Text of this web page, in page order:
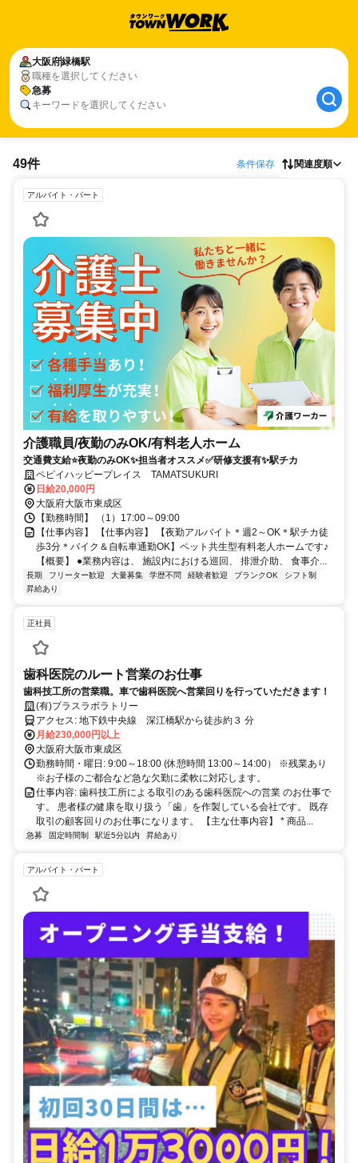
大阪府緑橋駅
職種を選択してください
急募
キーワードを選択してください
49件 条件保存 関連度順
アルバイト・パート
介護職員/夜勤のみOK/有料老人ホーム
交通費支給⭐️夜勤のみOK✨担当者オススメ✅️研修支援有✨駅チカ
ペピイハッピープレイス TAMATSUKURI
日給20,000円
大阪府大阪市東成区
【勤務時間】 （1）17:00～09:00
【仕事内容】 【仕事内容】 【夜勤アルバイト＊週2～OK＊駅チカ徒
歩3分＊バイク＆自転車通勤OK】ペット共生型有料老人ホームです♪
【概要】 ●業務内容は、 施設内における巡回、 排泄介助、 食事介...
長期 フリーター歓迎 大量募集 学歴不問 経験者歓迎 ブランクOK
シフト制
昇給あり
正社員
歯科医院のルート営業のお仕事
歯科技工所の営業職。車で歯科医院へ営業回りを行っていただきます！
(有)プラスラボラトリー
アクセス: 地下鉄中央線 深江橋駅から徒歩約３ 分
月給230,000円以上
大阪府大阪市東成区
勤務時間・曜日: 9:00～18:00 (休憩時間 13:00～14:00） ※残業あり
※お子様のご都合など急な欠勤に柔軟に対応します。
仕事内容: 歯科技工所による取引のある歯科医院への営業 のお仕事で
す。 患者様の健康を取り扱う「歯」を作製している会社です。 既存
取引の顧客回りのお仕事になります。 【主な仕事内容】 * 商品...
急募 固定時間制 駅近5分以内 昇給あり
アルバイト・パート